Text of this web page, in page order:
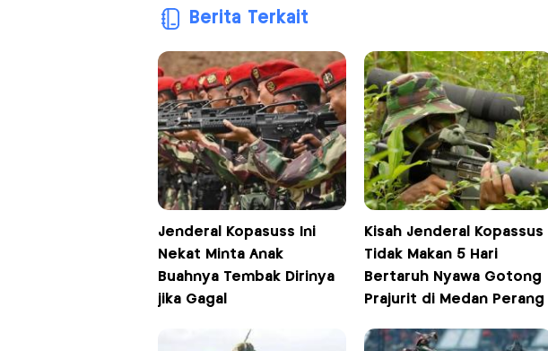
Berita Terkait
Jenderal Kopasuss Ini
Nekat Minta Anak
Buahnya Tembak Dirinya
jika Gagal
Kisah Jenderal Kopassus
Tidak Makan 5 Hari
Bertaruh Nyawa Gotong
Prajurit di Medan Perang